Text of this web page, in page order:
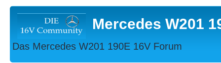
Mercedes W201
Das Mercedes W201 190E 16V Forum